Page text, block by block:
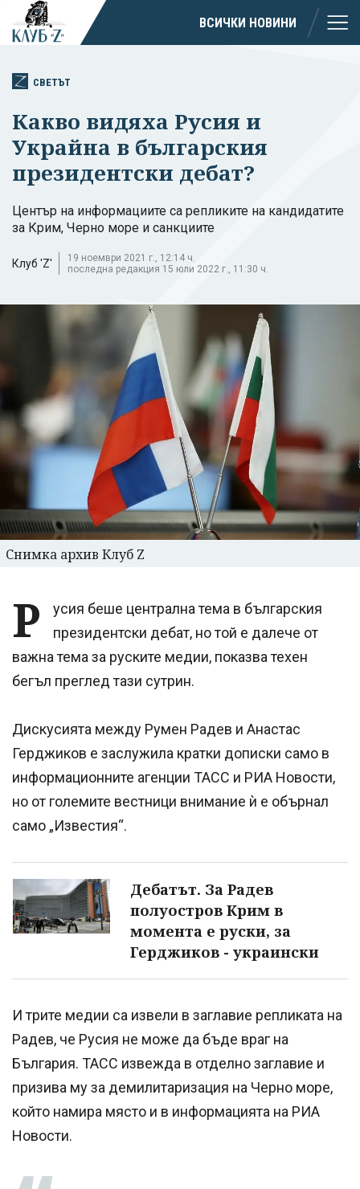
ВСИЧКИ НОВИНИ
СВЕТЪТ
Какво видяха Русия и
Украйна в българския
президентски дебат?
Център на информациите са репликите на кандидатите
за Крим, Черно море и санкциите
Клуб 'Z'
19 ноември 2021 г., 12:14 ч.
последна редакция 15 юли 2022 г., 11:30 ч.
Снимка архив Клуб Z
Р
усия беше централна тема в българския
президентски дебат, но той е далече от
важна тема за руските медии, показва техен
бегъл преглед тази сутрин.
Дискусията между Румен Радев и Анастас
Герджиков е заслужила кратки дописки само в
информационните агенции ТАСС и РИА Новости,
но от големите вестници внимание ѝ е обърнал
само „Известия“.
Дебатът. За Радев
полуостров Крим в
момента е руски, за
Герджиков - украински
И трите медии са извели в заглавие репликата на
Радев, че Русия не може да бъде враг на
България. ТАСС извежда в отделно заглавие и
призива му за демилитаризация на Черно море,
който намира място и в информацията на РИА
Новости.